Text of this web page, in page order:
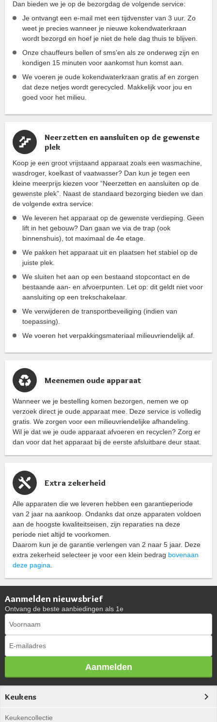
Dan bieden we je op de bezorgdag de volgende service:
Je ontvangt een e-mail met een tijdvenster van 3 uur. Zo
weet je precies wanneer je nieuwe kokendwaterkraan
wordt bezorgd en hoef je niet de hele dag thuis te blijven.
Onze chauffeurs bellen of sms'en als ze onderweg zijn en
kondigen 15 minuten voor aankomst hun komst aan.
We voeren je oude kokendwaterkraan gratis af en zorgen
dat deze netjes wordt gerecycled. Makkelijk voor jou en
goed voor het milieu.
Neerzetten en aansluiten op de gewenste
plek
Koop je een groot vrijstaand apparaat zoals een wasmachine,
wasdroger, koelkast of vaatwasser? Dan kun je tegen een
kleine meerprijs kiezen voor “Neerzetten en aansluiten op de
gewenste plek”. Naast de standaard bezorging bieden we dan
de volgende extra service:
We leveren het apparaat op de gewenste verdieping. Geen
lift in het gebouw? Dan gaan we via de trap (ook
binnenshuis), tot maximaal de 4e etage.
We pakken het apparaat uit en plaatsen het stabiel op de
juiste plek.
We sluiten het aan op een bestaand stopcontact en de
bestaande aan- en afvoerpunten. Let op: dit geldt niet voor
aansluiting op een trekschakelaar.
We verwijderen de transportbeveiliging (indien van
toepassing).
We voeren het verpakkingsmateriaal milieuvriendelijk af.
Meenemen oude apparaat
Wanneer we je bestelling komen bezorgen, nemen we op
verzoek direct je oude apparaat mee. Deze service is volledig
gratis. We zorgen voor een milieuvriendelijke afhandeling.
Wil je dat we je oude apparaat afvoeren en recyclen? Zorg er
dan voor dat het apparaat bij de eerste afsluitbare deur staat.
Extra zekerheid
Alle apparaten die we leveren hebben een garantieperiode
van 2 jaar na aankoop. Ondanks dat onze apparaten voldoen
aan de hoogste kwaliteitseisen, zijn reparaties na deze
periode niet altijd te voorkomen.
Daarom kun je de garantie verlengen van 2 naar 5 jaar. Deze
extra zekerheid selecteer je voor een klein bedrag bovenaan
deze pagina
Aanmelden nieuwsbrief
Ontvang de beste aanbiedingen als 1e
Aanmelden
Keukens
Keukencollectie